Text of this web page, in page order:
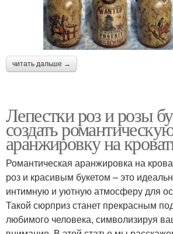
читать дальше →
Лепестки роз и розы
создать
аранжировку на
Романтическая аранжировка на
роз и красивым букетом – это
интимную и уютную атмосферу для
Такой сюрприз станет прекрасным
любимого человека, символизируя